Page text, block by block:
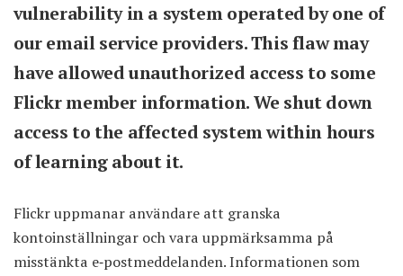
vulnerability in a system operated by one of
our email service providers. This flaw may
have allowed unauthorized access to some
Flickr member information. We shut down
access to the affected system within hours
of learning about it.
Flickr uppmanar användare att granska
kontoinställningar och vara uppmärksamma på
misstänkta e‑postmeddelanden. Informationen som